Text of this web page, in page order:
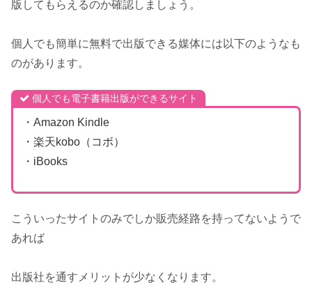
版してもらえるのか確認しましょう。
個人でも簡単に無料で出版できる媒体には以下のようなも
のがあります。
個人でも電子書籍出版ができるサイト
・Amazon Kindle
・楽天kobo（コボ）
・iBooks
こういったサイトのみでしか販売経路を持ってないようで
あれば
出版社を通すメリットが少なくなります。